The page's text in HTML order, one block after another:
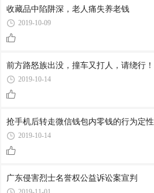
收藏品中陷阱深，老人痛失养老钱
2019-10-09
前方路怒族出没，撞车又打人，请绕行！
2019-10-14
抢手机后转走微信钱包内零钱的行为定性
2019-10-14
广东侵害烈士名誉权公益诉讼案宣判